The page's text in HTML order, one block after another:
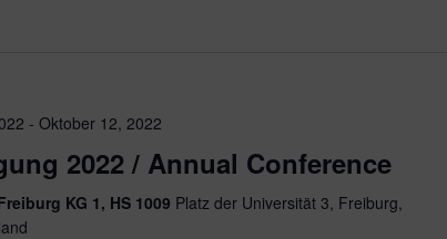
-Oktober 12, 2022
2022 / Annual Conference
KG 1, HS 1009 Platz der Universität 3, Freiburg,